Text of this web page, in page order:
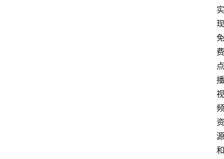
实
现
免
费
点
播
视
频
资
源
和